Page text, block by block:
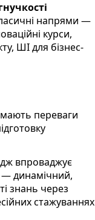
напрями —
курси,
ШI для бізнес-
переваги
впроваджує
— динамічний,
знань через
стажуваннях